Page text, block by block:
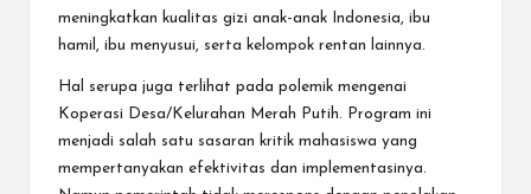
meningkatkan kualitas gizi anak-anak Indonesia, ibu
hamil, ibu menyusui, serta kelompok rentan lainnya.
Hal serupa juga terlihat pada polemik mengenai
Koperasi Desa/Kelurahan Merah Putih. Program ini
menjadi salah satu sasaran kritik mahasiswa yang
mempertanyakan efektivitas dan implementasinya.